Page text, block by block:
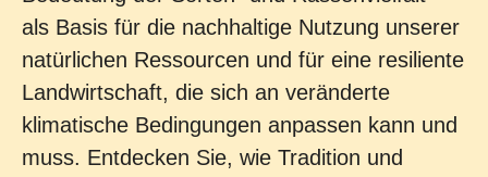
als Basis für die nachhaltige Nutzung unserer
natürlichen Ressourcen und für eine resiliente
Landwirtschaft, die sich an veränderte
klimatische Bedingungen anpassen kann und
muss. Entdecken Sie, wie Tradition und